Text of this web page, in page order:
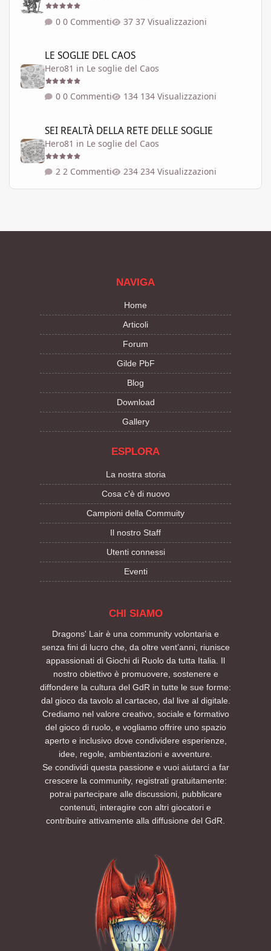
0 Commenti 37 Visualizzazioni
LE SOGLIE DEL CAOS
Hero81 in Le soglie del Caos
0 Commenti 134 Visualizzazioni
SEI REALTÀ DELLA RETE DELLE SOGLIE
Hero81 in Le soglie del Caos
2 Commenti 234 Visualizzazioni
NAVIGA
Home
Articoli
Forum
Gilde PbF
Blog
Download
Gallery
ESPLORA
La nostra storia
Cosa c'è di nuovo
Campioni della Commuity
Il nostro Staff
Utenti connessi
Eventi
CHI SIAMO
Dragons' Lair è una community volontaria e
senza fini di lucro che, da oltre vent’anni, riunisce
appassionati di Giochi di Ruolo da tutta Italia. Il
nostro obiettivo è promuovere, sostenere e
diffondere la cultura del GdR in tutte le sue forme:
dal gioco da tavolo al cartaceo, dal live al digitale.
Crediamo nel valore creativo, sociale e formativo
del gioco di ruolo, e vogliamo offrire uno spazio
aperto e inclusivo dove condividere esperienze,
idee, regole, ambientazioni e avventure.
Se condividi questa passione e vuoi aiutarci a far
crescere la community, registrati gratuitamente:
potrai partecipare alle discussioni, pubblicare
contenuti, interagire con altri giocatori e
contribuire attivamente alla diffusione del GdR.